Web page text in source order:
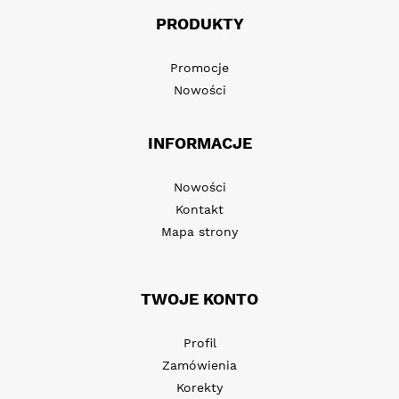
PRODUKTY
Promocje
Nowości
INFORMACJE
Nowości
Kontakt
Mapa strony
TWOJE KONTO
Profil
Zamówienia
Korekty